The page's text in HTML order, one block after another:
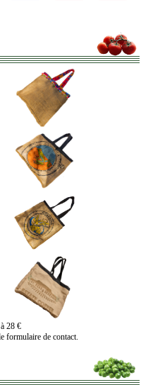
28 €
formulaire de contact.